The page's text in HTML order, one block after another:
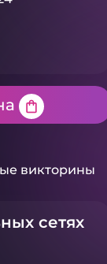
shopping_bag
викторины
сетях